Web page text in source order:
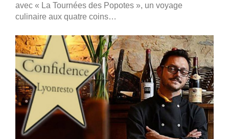
avec « La Tournées des Popotes », un voyage
culinaire aux quatre coins…